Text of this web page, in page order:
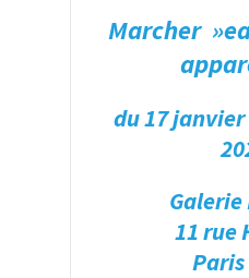
Marcher
du 17
11 rue
Paris